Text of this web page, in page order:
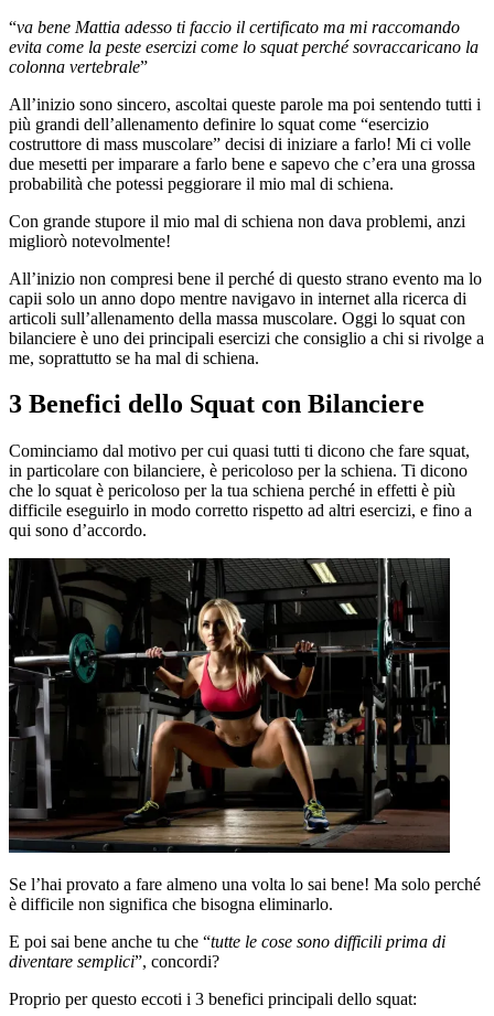
“va bene Mattia adesso ti faccio il certificato ma mi raccomando
evita come la peste esercizi come lo squat perché sovraccaricano la
colonna vertebrale”
All’inizio sono sincero, ascoltai queste parole ma poi sentendo tutti i
più grandi dell’allenamento definire lo squat come “esercizio
costruttore di mass muscolare” decisi di iniziare a farlo! Mi ci volle
due mesetti per imparare a farlo bene e sapevo che c’era una grossa
probabilità che potessi peggiorare il mio mal di schiena.
Con grande stupore il mio mal di schiena non dava problemi, anzi
migliorò notevolmente!
All’inizio non compresi bene il perché di questo strano evento ma lo
capii solo un anno dopo mentre navigavo in internet alla ricerca di
articoli sull’allenamento della massa muscolare. Oggi lo squat con
bilanciere è uno dei principali esercizi che consiglio a chi si rivolge a
me, soprattutto se ha mal di schiena.
3 Benefici dello Squat con Bilanciere
Cominciamo dal motivo per cui quasi tutti ti dicono che fare squat,
in particolare con bilanciere, è pericoloso per la schiena. Ti dicono
che lo squat è pericoloso per la tua schiena perché in effetti è più
difficile eseguirlo in modo corretto rispetto ad altri esercizi, e fino a
qui sono d’accordo.
Se l’hai provato a fare almeno una volta lo sai bene! Ma solo perché
è difficile non significa che bisogna eliminarlo.
E poi sai bene anche tu che “tutte le cose sono difficili prima di
diventare semplici”, concordi?
Proprio per questo eccoti i 3 benefici principali dello squat: